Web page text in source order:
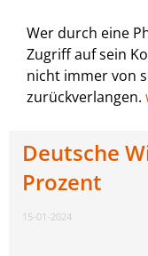
Wer durch eine
Zugriff auf sein
nicht immer von
zurückverlangen.
Deutsche
Prozent
15-01-2024